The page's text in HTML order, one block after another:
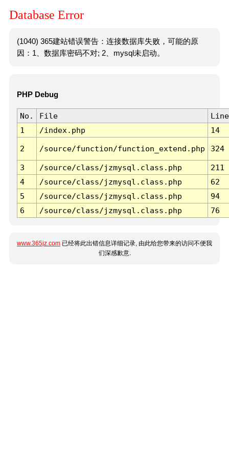
Database Error
(1040) 365建站错误警告：连接数据库失败，可能的原
因：1、数据库密码不对; 2、mysql未启动。
PHP Debug
No. File
Line
1
/index.php 14
2 /source/function/function_extend.php 324
3 /source/class/jzmysql.class.php
211
4
/source/class/jzmysql.class.php
62
5
/source/class/jzmysql.class.php
94
6
/source/class/jzmysql.class.php 76
www.365jz.com 已经将此出错信息详细记录, 由此给您带来的访问不便我
们深感歉意.